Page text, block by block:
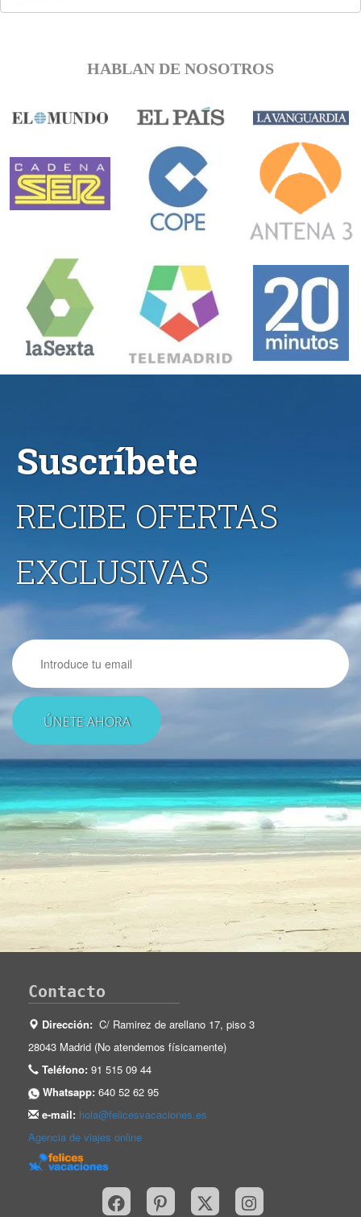
HABLAN DE NOSOTROS
Suscríbete
RECIBE OFERTAS
EXCLUSIVAS
Email
Contacto
Dirección: C/ Ramirez de arellano 17, piso 3
28043 Madrid (No atendemos físicamente)
Teléfono: 91 515 09 44
Whatsapp: 640 52 62 95
e-mail: hola@felicesvacaciones.es
Agencia de viajes online